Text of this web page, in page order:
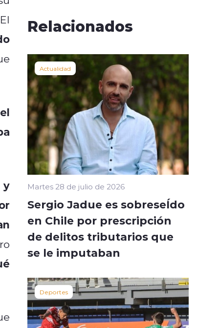
y
Relacionados
Actualidad
Martes 28 de julio de 2026
Sergio Jadue es sobreseÍdo
en Chile por prescripción
de delitos tributarios que
se le imputaban
Deportes